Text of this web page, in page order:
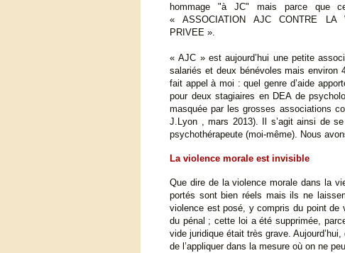
hommage "à JC" mais parce que
« ASSOCIATION AJC CONTRE
PRIVEE ».
« AJC » est aujourd’hui une petite
salariés et deux bénévoles mais environ
fait appel à moi : quel genre d’aide
pour deux stagiaires en DEA de
masquée par les grosses associations
J.Lyon , mars 2013). Il s’agit ainsi de
psychothérapeute (moi-même). Nous
La violence morale est invisible
Que dire de la violence morale dans la
portés sont bien réels mais ils ne
violence est posé, y compris du point de
du pénal ; cette loi a été supprimée,
vide juridique était très grave.
de l’appliquer dans la mesure où on ne